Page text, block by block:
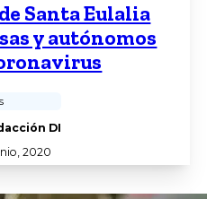
Santa Eulalia
y autónomos
DI
2020